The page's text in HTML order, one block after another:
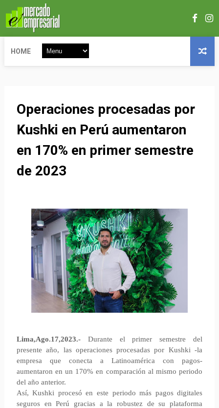
HOME
Operaciones procesadas por
Kushki en Perú aumentaron
en 170% en primer semestre
de 2023
Lima,Ago.17,2023.-Durante el primer semestre del
presente año, las operaciones procesadas por Kushki -la
empresa que conecta a Latinoamérica con pagos-
aumentaron en un 170% en comparación al mismo periodo
del año anterior.
Así, Kushki procesó en este periodo más pagos digitales
seguros en Perú gracias a la robustez de su plataforma